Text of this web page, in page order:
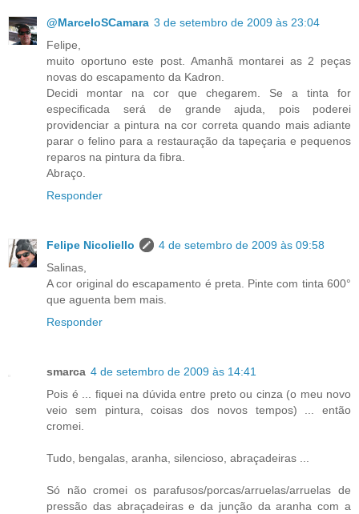
@MarceloSCamara 3 de setembro de 2009 às 23:04
Felipe,
muito oportuno este post. Amanhã montarei as 2 peças
novas do escapamento da Kadron.
Decidi montar na cor que chegarem. Se a tinta for
especificada será de grande ajuda, pois poderei
providenciar a pintura na cor correta quando mais adiante
parar o felino para a restauração da tapeçaria e pequenos
reparos na pintura da fibra.
Abraço.
Responder
Felipe Nicoliello
4 de setembro de 2009 às 09:58
Salinas,
A cor original do escapamento é preta. Pinte com tinta 600°
que aguenta bem mais.
Responder
smarca 4 de setembro de 2009 às 14:41
Pois é ... fiquei na dúvida entre preto ou cinza (o meu novo
veio sem pintura, coisas dos novos tempos) ... então
cromei.
Tudo, bengalas, aranha, silencioso, abraçadeiras ...
Só não cromei os parafusos/porcas/arruelas/arruelas de
pressão das abraçadeiras e da junção da aranha com a